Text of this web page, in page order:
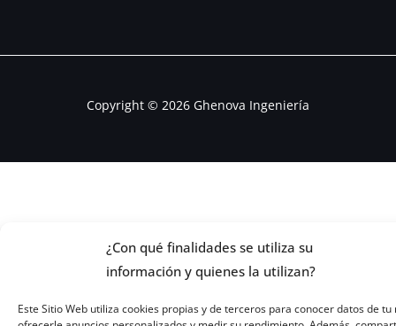
¿Con qué finalidades se utiliza su
información y quienes la utilizan?
Este Sitio Web utiliza cookies propias y de terceros para conocer datos de tu
Copyright © 2026 Ghenova Ingeniería